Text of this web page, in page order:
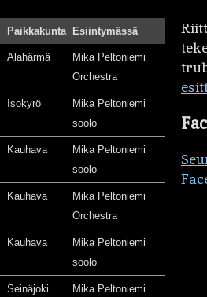
Paikkakunta Esiintymässä
Alahärmä
Mika Peltoniemi
Orchestra
Isokyrö
Mika Peltoniemi
soolo
Kauhava
Mika Peltoniemi
soolo
Kauhava
Mika Peltoniemi
Orchestra
Kauhava
Mika Peltoniemi
soolo
Seinäjoki
Mika Peltoniemi